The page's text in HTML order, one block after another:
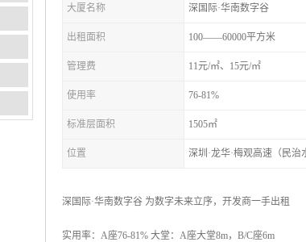
大厦名称 深国际·华南数字谷
出租面积 100——60000平方米
管理费 11元/㎡、15元/㎡
使用率 76-81%
标准层面积 1505㎡
位置 深圳·龙华·梅观高速（民治
深国际·华南数字谷 为数字未来立序，开发商一手出租
实用率：A座76-81% 大堂：A座大堂8m，B/C座6m